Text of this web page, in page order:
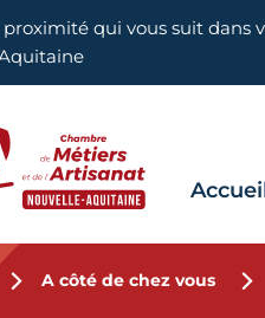
qui vous suit dans
A côté de chez vous